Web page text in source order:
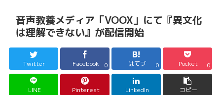
音声教養メディア「VOOX」にて『異文化
は理解できない』が配信開始
Twitter Facebook 0 はてブ 0 Pocket 0
LINE Pinterest LinkedIn コピー